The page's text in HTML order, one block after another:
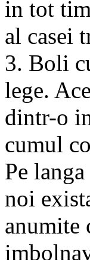
in tot
al casei
3. Boli
lege.
dintr-o
cumul
Pe
noi
anumite